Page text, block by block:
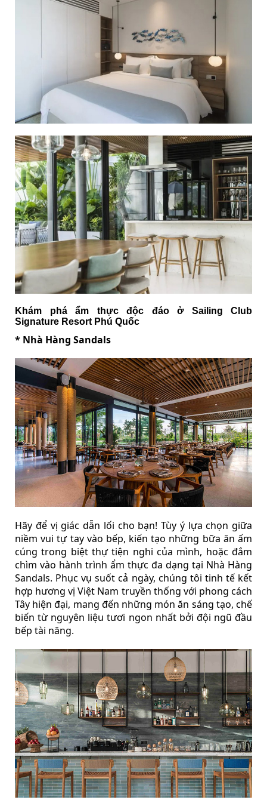
Khám phá ẩm thực độc đáo ở Sailing Club
Signature Resort Phú Quốc
* Nhà Hàng Sandals
Hãy để vị giác dẫn lối cho bạn! Tùy ý lựa chọn giữa
niềm vui tự tay vào bếp, kiến tạo những bữa ăn ấm
cúng trong biệt thự tiện nghi của mình, hoặc đắm
chìm vào hành trình ẩm thực đa dạng tại Nhà Hàng
Sandals. Phục vụ suốt cả ngày, chúng tôi tinh tế kết
hợp hương vị Việt Nam truyền thống với phong cách
Tây hiện đại, mang đến những món ăn sáng tạo, chế
biến từ nguyên liệu tươi ngon nhất bởi đội ngũ đầu
bếp tài năng.